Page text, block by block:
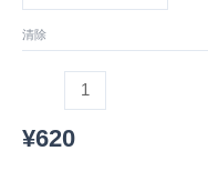
清除
¥620